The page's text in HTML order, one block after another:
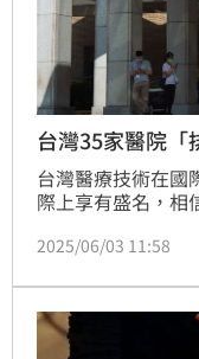
台灣35家醫院
台灣醫療技術在國
際上享有盛名，相
再度成為全台唯一
司「Statista」合
揭示全球前250強
（記者唐家興）
2025/06/03 11:58